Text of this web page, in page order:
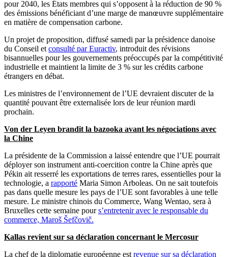
pour 2040, les États membres qui s’opposent à la réduction de 90 %
des émissions bénéficiant d’une marge de manœuvre supplémentaire
en matière de compensation carbone.
Un projet de proposition, diffusé samedi par la présidence danoise
du Conseil et consulté par Euractiv, introduit des révisions
bisannuelles pour les gouvernements préoccupés par la compétitivité
industrielle et maintient la limite de 3 % sur les crédits carbone
étrangers en débat.
Les ministres de l’environnement de l’UE devraient discuter de la
quantité pouvant être externalisée lors de leur réunion mardi
prochain.
Von der Leyen brandit la bazooka avant les négociations avec
la Chine
La présidente de la Commission a laissé entendre que l’UE pourrait
déployer son instrument anti-coercition contre la Chine après que
Pékin ait resserré les exportations de terres rares, essentielles pour la
technologie, a rapporté Maria Simon Arboleas. On ne sait toutefois
pas dans quelle mesure les pays de l’UE sont favorables à une telle
mesure. Le ministre chinois du Commerce, Wang Wentao, sera à
Bruxelles cette semaine pours’entretenir avec le responsable du
commerce, Maroš Šefčovič.
Kallas revient sur sa déclaration concernant le Mercosur
La chef de la diplomatie européenne est revenue sur sa déclaration